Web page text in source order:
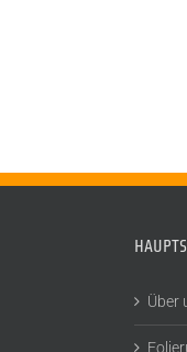
Über